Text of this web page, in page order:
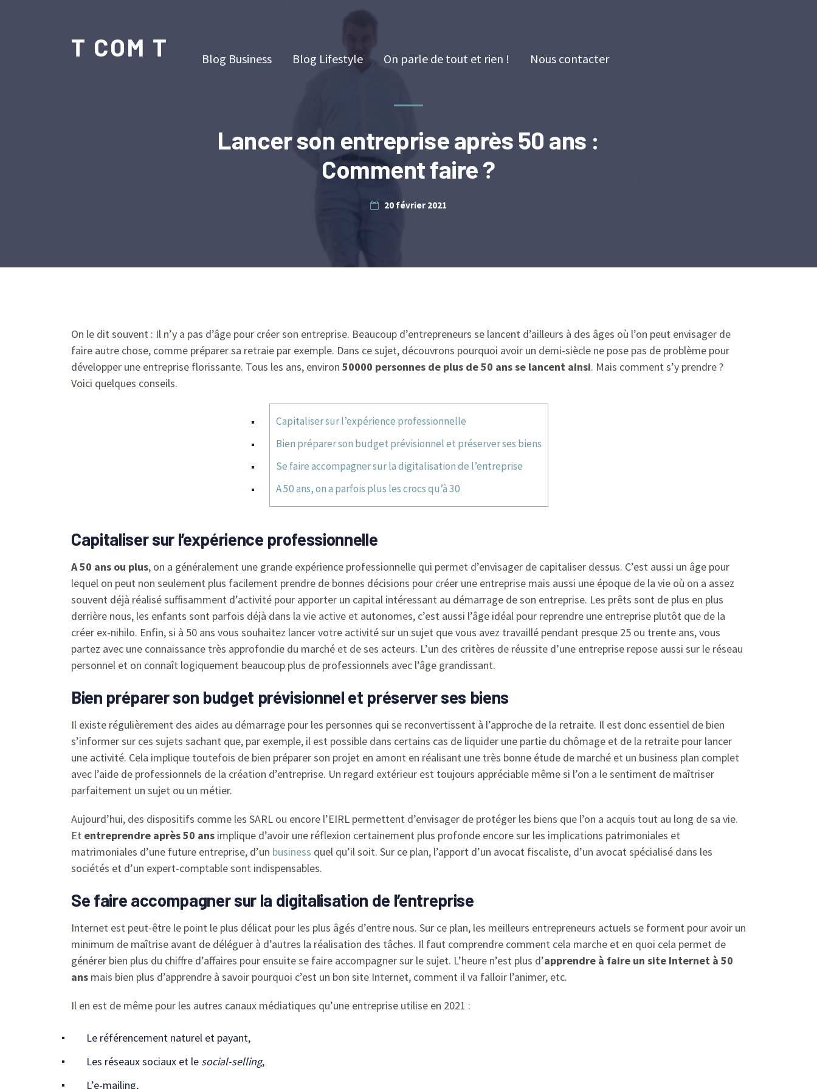
T COM T Blog Business Blog Lifestyle On parle de tout et rien ! Nous contacter
Lancer son entreprise après 50 ans :
Comment faire ?
20 février 2021
On le dit souvent : Il n’y a pas d’âge pour créer son entreprise. Beaucoup d’entrepreneurs se lancent d’ailleurs à des âges où l’on peut envisager de
faire autre chose, comme préparer sa retraie par exemple. Dans ce sujet, découvrons pourquoi avoir un demi-siècle ne pose pas de problème pour
développer une entreprise florissante. Tous les ans, environ 50000 personnes de plus de 50 ans se lancent ainsi. Mais comment s’y prendre ?
Voici quelques conseils.
Capitaliser sur l’expérience professionnelle
Bien préparer son budget prévisionnel et préserver ses biens
Se faire accompagner sur la digitalisation de l’entreprise
A 50 ans, on a parfois plus les crocs qu’à 30
Capitaliser sur l’expérience professionnelle
A 50 ans ou plus, on a généralement une grande expérience professionnelle qui permet d’envisager de capitaliser dessus. C’est aussi un âge pour
lequel on peut non seulement plus facilement prendre de bonnes décisions pour créer une entreprise mais aussi une époque de la vie où on a assez
souvent déjà réalisé suffisamment d’activité pour apporter un capital intéressant au démarrage de son entreprise. Les prêts sont de plus en plus
derrière nous, les enfants sont parfois déjà dans la vie active et autonomes, c’est aussi l’âge idéal pour reprendre une entreprise plutôt que de la
créer ex-nihilo. Enfin, si à 50 ans vous souhaitez lancer votre activité sur un sujet que vous avez travaillé pendant presque 25 ou trente ans, vous
partez avec une connaissance très approfondie du marché et de ses acteurs. L’un des critères de réussite d’une entreprise repose aussi sur le réseau
personnel et on connaît logiquement beaucoup plus de professionnels avec l’âge grandissant.
Bien préparer son budget prévisionnel et préserver ses biens
Il existe régulièrement des aides au démarrage pour les personnes qui se reconvertissent à l’approche de la retraite. Il est donc essentiel de bien
s’informer sur ces sujets sachant que, par exemple, il est possible dans certains cas de liquider une partie du chômage et de la retraite pour lancer
une activité. Cela implique toutefois de bien préparer son projet en amont en réalisant une très bonne étude de marché et un business plan complet
avec l’aide de professionnels de la création d’entreprise. Un regard extérieur est toujours appréciable même si l’on a le sentiment de maîtriser
parfaitement un sujet ou un métier.
Aujourd’hui, des dispositifs comme les SARL ou encore l’EIRL permettent d’envisager de protéger les biens que l’on a acquis tout au long de sa vie.
Et entreprendre après 50 ans implique d’avoir une réflexion certainement plus profonde encore sur les implications patrimoniales et
matrimoniales d’une future entreprise, d’un business quel qu’il soit. Sur ce plan, l’apport d’un avocat fiscaliste, d’un avocat spécialisé dans les
sociétés et d’un expert-comptable sont indispensables.
Se faire accompagner sur la digitalisation de l’entreprise
Internet est peut-être le point le plus délicat pour les plus âgés d’entre nous. Sur ce plan, les meilleurs entrepreneurs actuels se forment pour avoir un
minimum de maîtrise avant de déléguer à d’autres la réalisation des tâches. Il faut comprendre comment cela marche et en quoi cela permet de
générer bien plus du chiffre d’affaires pour ensuite se faire accompagner sur le sujet. L’heure n’est plus d’apprendre à faire un site Internet à 50
ans mais bien plus d’apprendre à savoir pourquoi c’est un bon site Internet, comment il va falloir l’animer, etc.
Il en est de même pour les autres canaux médiatiques qu’une entreprise utilise en 2021 :
Le référencement naturel et payant,
Les réseaux sociaux et le social-selling,
L’e-mailing,